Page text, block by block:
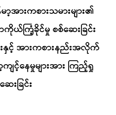
မာ့အားကစားသမားများ၏
ာကိုယ်ကြံ့ခိုင်မှု စစ်ဆေးခြင်း
းနှင့် အားကစားနည်းအလိုက်
ျင့်နေမှုများအား ကြည့်ရှု
ေးခြင်း